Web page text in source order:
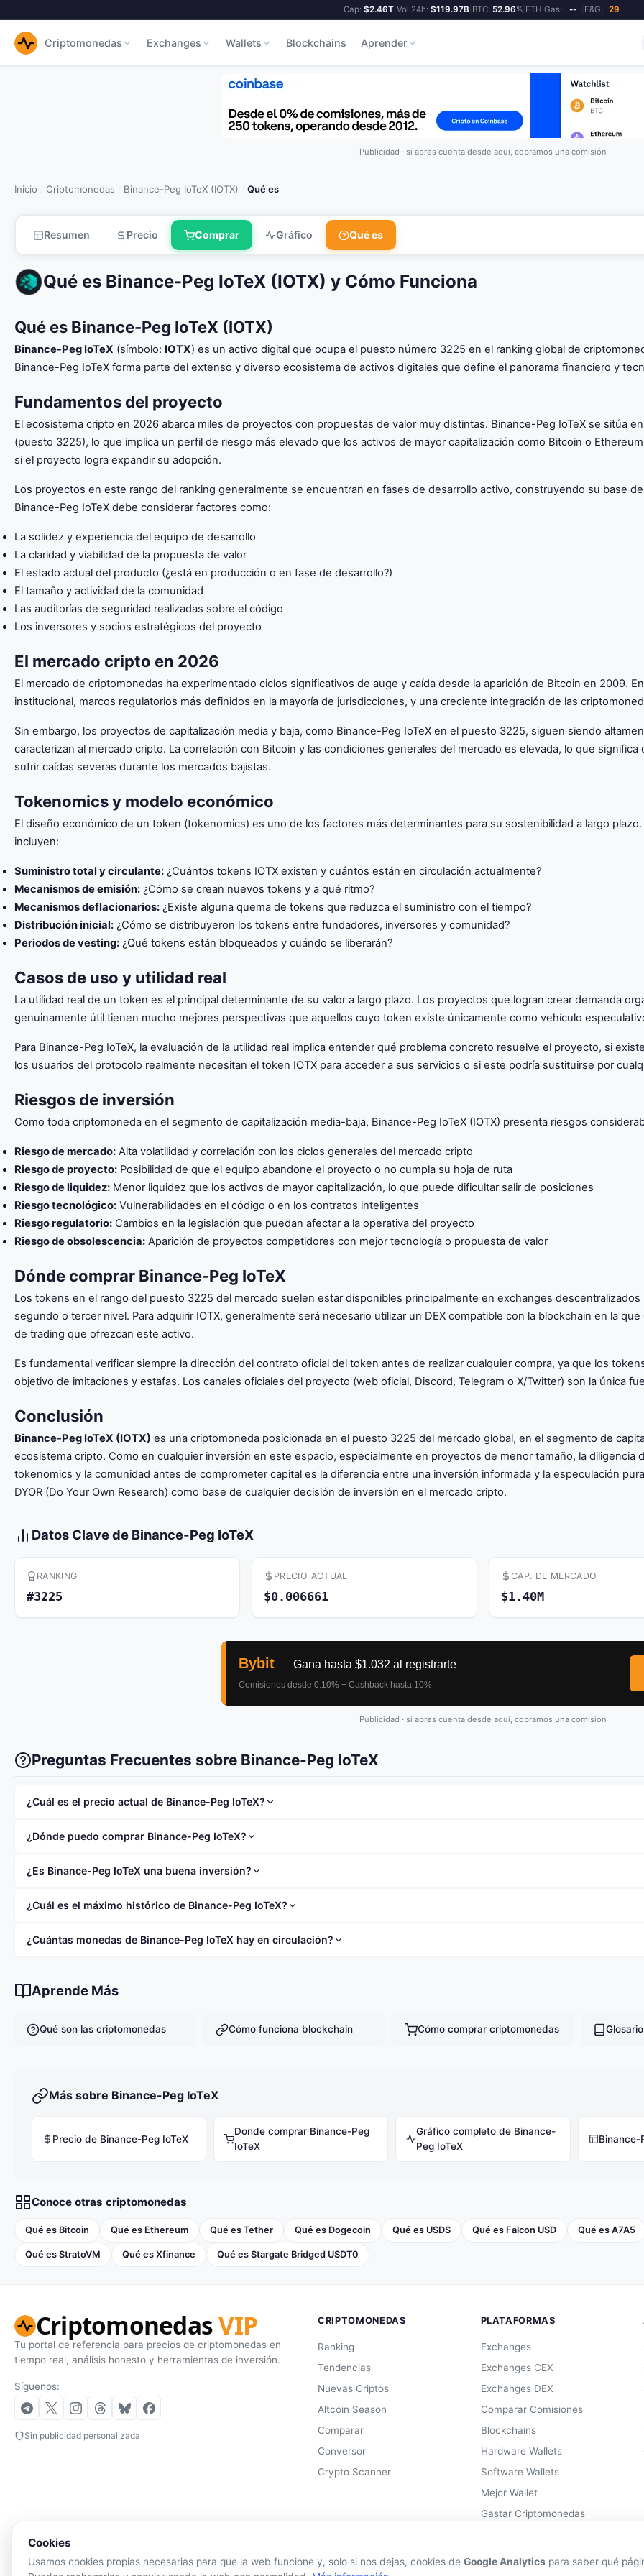
Cap: $2.46T Vol 24h: $119.97B BTC: 52.96% ETH Gas: -- F&G: 29
Criptomonedas Exchanges Wallets Blockchains Aprender
Publicidad · si abres cuenta desde aquí, cobramos una comisión
Inicio Criptomonedas Binance-Peg IoTeX (IOTX) Qué es
Resumen Precio Comprar Gráfico Qué es
Qué es Binance-Peg IoTeX (IOTX) y Cómo Funciona
Qué es Binance-Peg IoTeX (IOTX)
Binance-Peg IoTeX (símbolo: IOTX) es un activo digital que ocupa el puesto número 3225 en el ranking global de
Binance-Peg IoTeX forma parte del extenso y diverso ecosistema de activos digitales que define el panorama financiero y
Fundamentos del proyecto
El ecosistema cripto en 2026 abarca miles de proyectos con propuestas de valor muy distintas. Binance-Peg IoTeX se sitúa
(puesto 3225), lo que implica un perfil de riesgo más elevado que los activos de mayor capitalización como Bitcoin o
si el proyecto logra expandir su adopción.
Los proyectos en este rango del ranking generalmente se encuentran en fases de desarrollo activo, construyendo su base
Binance-Peg IoTeX debe considerar factores como:
La solidez y experiencia del equipo de desarrollo
La claridad y viabilidad de la propuesta de valor
El estado actual del producto (¿está en producción o en fase de desarrollo?)
El tamaño y actividad de la comunidad
Las auditorías de seguridad realizadas sobre el código
Los inversores y socios estratégicos del proyecto
El mercado cripto en 2026
El mercado de criptomonedas ha experimentado ciclos significativos de auge y caída desde la aparición de Bitcoin en 2009.
institucional, marcos regulatorios más definidos en la mayoría de jurisdicciones, y una creciente integración de las
Sin embargo, los proyectos de capitalización media y baja, como Binance-Peg IoTeX en el puesto 3225, siguen siendo
caracterizan al mercado cripto. La correlación con Bitcoin y las condiciones generales del mercado es elevada, lo que
sufrir caídas severas durante los mercados bajistas.
Tokenomics y modelo económico
El diseño económico de un token (tokenomics) es uno de los factores más determinantes para su sostenibilidad a largo plazo.
incluyen:
Suministro total y circulante: ¿Cuántos tokens IOTX existen y cuántos están en circulación actualmente?
Mecanismos de emisión: ¿Cómo se crean nuevos tokens y a qué ritmo?
Mecanismos deflacionarios: ¿Existe alguna quema de tokens que reduzca el suministro con el tiempo?
Distribución inicial: ¿Cómo se distribuyeron los tokens entre fundadores, inversores y comunidad?
Periodos de vesting: ¿Qué tokens están bloqueados y cuándo se liberarán?
Casos de uso y utilidad real
La utilidad real de un token es el principal determinante de su valor a largo plazo. Los proyectos que logran crear demanda
genuinamente útil tienen mucho mejores perspectivas que aquellos cuyo token existe únicamente como vehículo
Para Binance-Peg IoTeX, la evaluación de la utilidad real implica entender qué problema concreto resuelve el proyecto, si
los usuarios del protocolo realmente necesitan el token IOTX para acceder a sus servicios o si este podría sustituirse por
Riesgos de inversión
Como toda criptomoneda en el segmento de capitalización media-baja, Binance-Peg IoTeX (IOTX) presenta riesgos
Riesgo de mercado: Alta volatilidad y correlación con los ciclos generales del mercado cripto
Riesgo de proyecto: Posibilidad de que el equipo abandone el proyecto o no cumpla su hoja de ruta
Riesgo de liquidez: Menor liquidez que los activos de mayor capitalización, lo que puede dificultar salir de posiciones
Riesgo tecnológico: Vulnerabilidades en el código o en los contratos inteligentes
Riesgo regulatorio: Cambios en la legislación que puedan afectar a la operativa del proyecto
Riesgo de obsolescencia: Aparición de proyectos competidores con mejor tecnología o propuesta de valor
Dónde comprar Binance-Peg IoTeX
Los tokens en el rango del puesto 3225 del mercado suelen estar disponibles principalmente en exchanges
segundo o tercer nivel. Para adquirir IOTX, generalmente será necesario utilizar un DEX compatible con la blockchain en la
de trading que ofrezcan este activo.
Es fundamental verificar siempre la dirección del contrato oficial del token antes de realizar cualquier compra, ya que los
objetivo de imitaciones y estafas. Los canales oficiales del proyecto (web oficial, Discord, Telegram o X/Twitter) son la única
Conclusión
Binance-Peg IoTeX (IOTX) es una criptomoneda posicionada en el puesto 3225 del mercado global, en el segmento de
ecosistema cripto. Como en cualquier inversión en este espacio, especialmente en proyectos de menor tamaño, la
tokenomics y la comunidad antes de comprometer capital es la diferencia entre una inversión informada y la especulación
DYOR (Do Your Own Research) como base de cualquier decisión de inversión en el mercado cripto.
Datos Clave de Binance-Peg IoTeX
RANKING
#3225
PRECIO ACTUAL
$0.006661
CAP. DE MERCADO
$1.40M
Publicidad · si abres cuenta desde aquí, cobramos una comisión
Preguntas Frecuentes sobre Binance-Peg IoTeX
¿Cuál es el precio actual de Binance-Peg IoTeX?
¿Dónde puedo comprar Binance-Peg IoTeX?
¿Es Binance-Peg IoTeX una buena inversión?
investigar a fondo antes de invertir y nunca invertir más de lo que puedas permitirte perder.
¿Cuál es el máximo histórico de Binance-Peg IoTeX?
¿Cuántas monedas de Binance-Peg IoTeX hay en circulación?
Aprende Más
Qué son las criptomonedas Cómo funciona blockchain Cómo comprar criptomonedas
Más sobre Binance-Peg IoTeX
Precio de Binance-Peg IoTeX
Donde comprar Binance-Peg
IoTeX
Gráfico completo de Binance-
Peg IoTeX
Binance-
Conoce otras criptomonedas
Qué es Bitcoin Qué es Ethereum Qué es Tether Qué es Dogecoin Qué es USDS Qué es Falcon USD Qué es A7A5
Qué es StratoVM Qué es Xfinance Qué es Stargate Bridged USDT0
CriptomonedasVIP
Tu portal de referencia para precios de criptomonedas en
tiempo real, análisis honesto y herramientas de inversión.
Síguenos:
Sin publicidad personalizada
CRIPTOMONEDAS
Ranking
Tendencias
Nuevas Criptos
Altcoin Season
Comparar
Conversor
Crypto Scanner
PLATAFORMAS
Exchanges
Exchanges CEX
Exchanges DEX
Comparar Comisiones
Blockchains
Hardware Wallets
Software Wallets
Mejor Wallet
Gastar Criptomonedas
Cookies
Usamos cookies propias necesarias para que la web funcione y, solo si nos dejas, cookies de Google Analytics para saber qué